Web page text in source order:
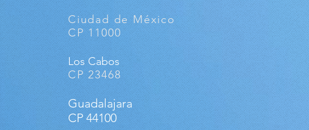
Ciudad de México
CP 11000
Los Cabos
CP 23468
Guadalajara
CP 44100